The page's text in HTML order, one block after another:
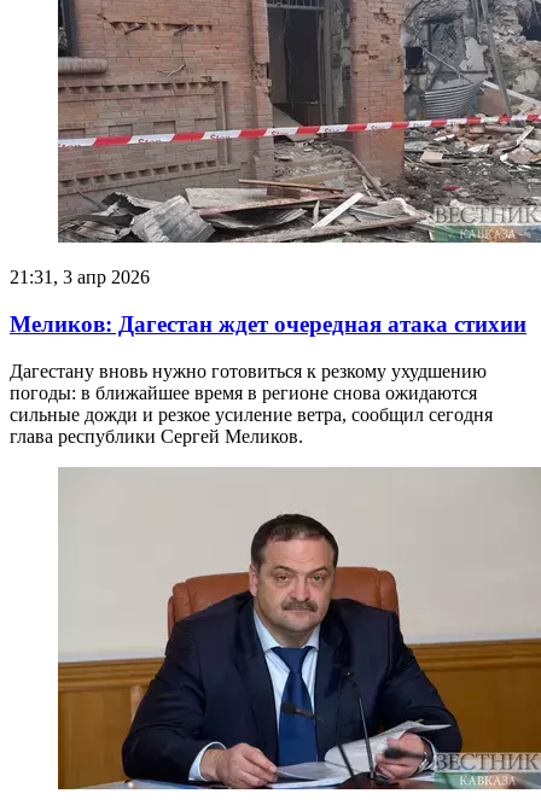
21:31, 3 апр 2026
Меликов: Дагестан ждет очередная атака стихии
Дагестану вновь нужно готовиться к резкому ухудшению
погоды: в ближайшее время в регионе снова ожидаются
сильные дожди и резкое усиление ветра, сообщил сегодня
глава республики Сергей Меликов.